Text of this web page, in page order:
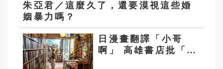
朱亞君／這麼久了，還要漠視這些婚
姻暴力嗎？
日漫畫翻譯「小哥
啊」 高雄書店批「大